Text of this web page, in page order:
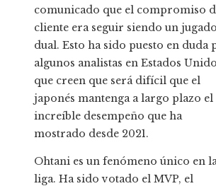
comunicado que el compromiso
cliente era seguir siendo un
dual. Esto ha sido puesto en duda
algunos analistas en Estados
que creen que será difícil que el
japonés mantenga a largo plazo el
increíble desempeño que ha
mostrado desde 2021.
Ohtani es un fenómeno único en
liga. Ha sido votado el MVP, el